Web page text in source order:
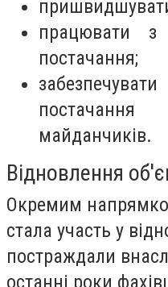
працювати з
постачання;
майданчиків.
Відновлення
Окремим
стала участь у
постраждали
останні роки